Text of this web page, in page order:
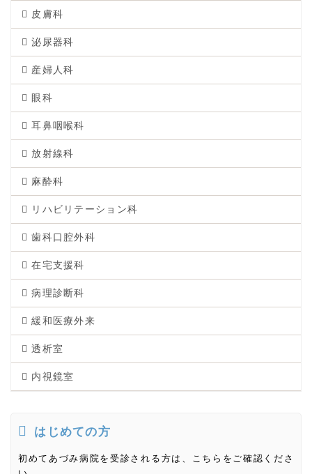
皮膚科
泌尿器科
産婦人科
眼科
耳鼻咽喉科
放射線科
麻酔科
リハビリテーション科
歯科口腔外科
在宅支援科
病理診断科
緩和医療外来
透析室
内視鏡室
はじめての方
初めてあづみ病院を受診される方は、こちらをご確認くださ